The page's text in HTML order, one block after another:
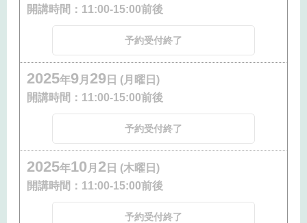
開講時間： 11:00-15:00前後
予約受付終了
2025年9月 29 日 (月曜日)
開講時間： 11:00-15:00前後
予約受付終了
2025年10 月 2 日 (木曜日)
開講時間： 11:00-15:00前後
予約受付終了